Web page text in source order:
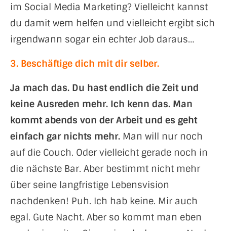
im Social Media Marketing? Vielleicht kannst
du damit wem helfen und vielleicht ergibt sich
irgendwann sogar ein echter Job daraus…
3. Beschäftige dich mit dir selber.
Ja mach das. Du hast endlich die Zeit und
keine Ausreden mehr. Ich kenn das. Man
kommt abends von der Arbeit und es geht
einfach gar nichts mehr. Man will nur noch
auf die Couch. Oder vielleicht gerade noch in
die nächste Bar. Aber bestimmt nicht mehr
über seine langfristige Lebensvision
nachdenken! Puh. Ich hab keine. Mir auch
egal. Gute Nacht. Aber so kommt man eben